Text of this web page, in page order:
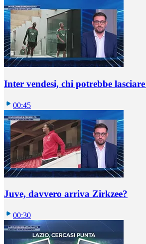
Inter vendesi, chi potrebbe
00:45
Juve, davvero arriva Zirkzee?
00:30